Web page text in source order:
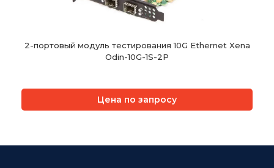
2-портовый модуль тестирования 10G Ethernet Xena
Odin-10G-1S-2P
Цена по запросу